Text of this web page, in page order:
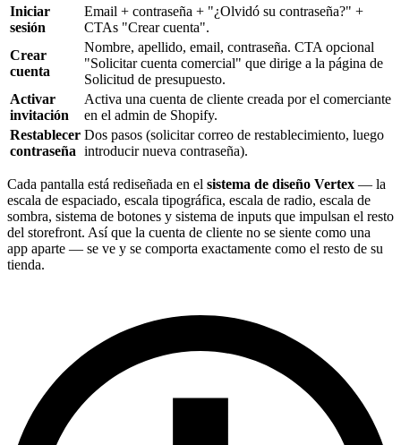
Iniciar
sesión
Email + contraseña + "¿Olvidó su contraseña?" +
CTAs "Crear cuenta".
Crear
cuenta
Nombre, apellido, email, contraseña. CTA opcional
"Solicitar cuenta comercial" que dirige a la página de
Solicitud de presupuesto.
Activar
invitación
Activa una cuenta de cliente creada por el comerciante
en el admin de Shopify.
Restablecer
contraseña
Dos pasos (solicitar correo de restablecimiento, luego
introducir nueva contraseña).
Cada pantalla está rediseñada en el sistema de diseño Vertex — la
escala de espaciado, escala tipográfica, escala de radio, escala de
sombra, sistema de botones y sistema de inputs que impulsan el resto
del storefront. Así que la cuenta de cliente no se siente como una
app aparte — se ve y se comporta exactamente como el resto de su
tienda.